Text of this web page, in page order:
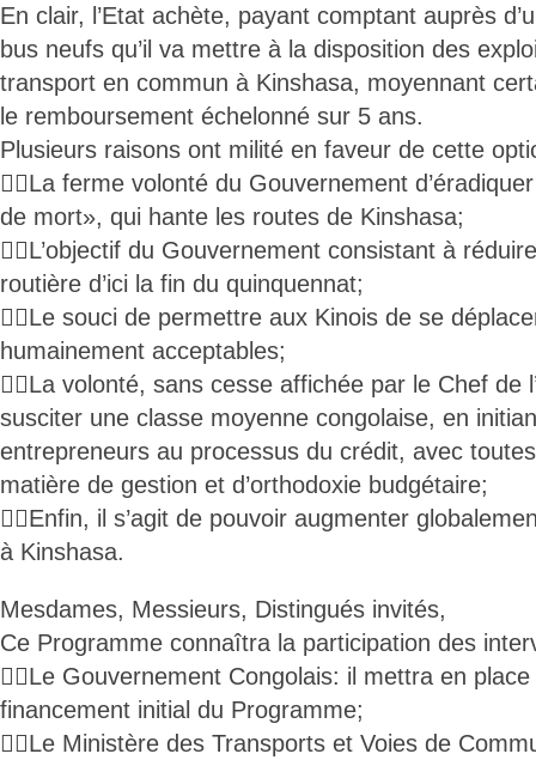
En clair, l’Etat achète, payant comptant auprès
bus neufs qu’il va mettre à la disposition des
transport en commun à Kinshasa, moyennant
le remboursement échelonné sur 5 ans.
Plusieurs raisons ont milité en faveur de cette
La ferme volonté du Gouvernement
de mort», qui hante les routes de Kinshasa;
L’objectif du Gouvernement consistant à
routière d’ici la fin du quinquennat;
Le souci de permettre aux Kinois de se
humainement acceptables;
La volonté, sans cesse affichée par le Chef de
susciter une classe moyenne congolaise, en
entrepreneurs au processus du crédit, avec
matière de gestion et d’orthodoxie budgétaire;
Enfin, il s’agit de pouvoir augmenter
à Kinshasa.
Mesdames, Messieurs, Distingués invités,
Ce Programme connaîtra la participation des
Le Gouvernement Congolais: il mettra en
financement initial du Programme;
Le Ministère des Transports et Voies de